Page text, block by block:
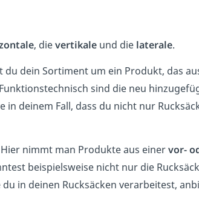
, dievertikaleund die laterale.
du dein Sortiment um ein Produkt, das
sind die neu
in deinem Fall, dass du nicht nur
nimmt man Produkte aus einervor-
beispielsweise nicht nur die
in deinen Rucksäcken verarbeitest,